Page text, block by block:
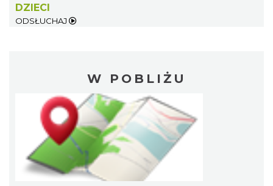
DZIECI
ODSŁUCHAJ
W POBLIŻU